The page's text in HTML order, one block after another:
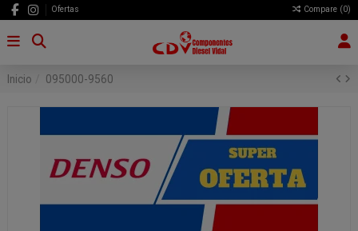
Ofertas Compare (0)
Inicio 095000-9560